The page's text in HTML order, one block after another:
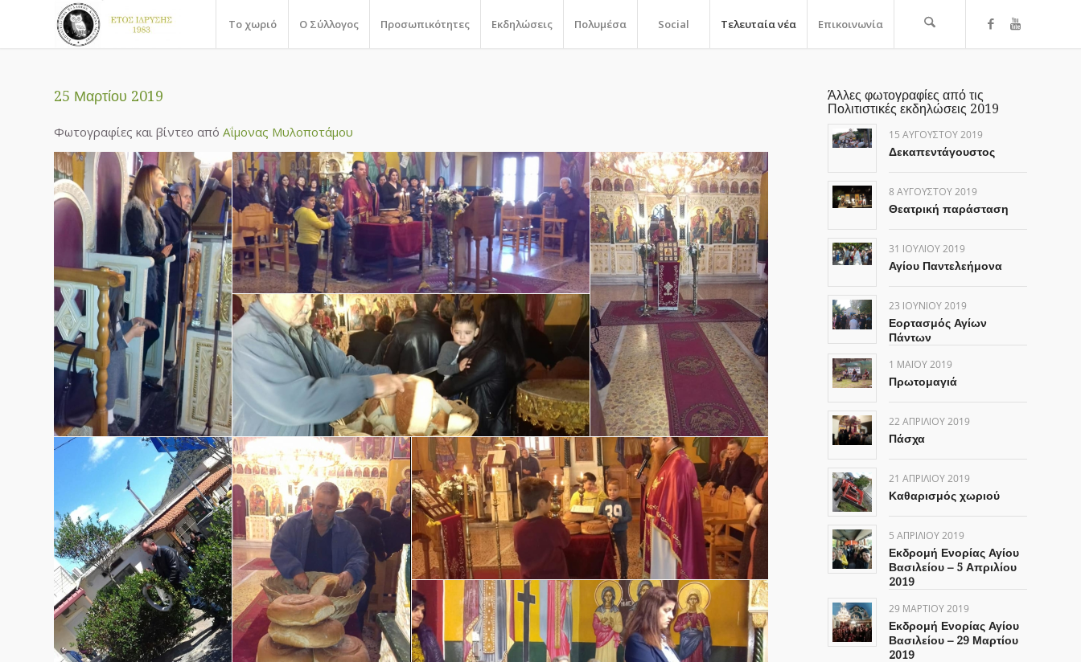
Το χωριό Ο Σύλλογος Προσωπικότητες Εκδηλώσεις Πολυμέσα Social Τελευταία νέα Επικοινωνία
25 Μαρτίου 2019
Φωτογραφίες και βίντεο από Αΐμονας Μυλοποτάμου
Άλλες φωτογραφίες από τις
Πολιτιστικές εκδηλώσεις 2019
15 ΑΥΓΟΎΣΤΟΥ 2019
Δεκαπεντάγουστος
8 ΑΥΓΟΎΣΤΟΥ 2019
Θεατρική παράσταση
31 ΙΟΥΛΊΟΥ 2019
Αγίου Παντελεήμονα
23 ΙΟΥΝΊΟΥ 2019
Εορτασμός Αγίων
Πάντων
1 ΜΑΪ́ΟΥ 2019
Πρωτομαγιά
22 ΑΠΡΙΛΊΟΥ 2019
Πάσχα
21 ΑΠΡΙΛΊΟΥ 2019
Καθαρισμός χωριού
5 ΑΠΡΙΛΊΟΥ 2019
Εκδρομή Ενορίας Αγίου
Βασιλείου – 5 Απριλίου
2019
29 ΜΑΡΤΊΟΥ 2019
Εκδρομή Ενορίας Αγίου
Βασιλείου – 29 Μαρτίου
2019